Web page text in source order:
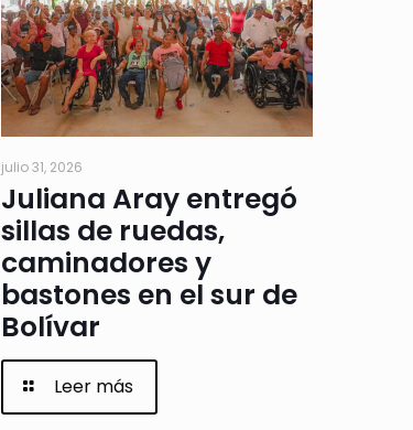
julio 31, 2026
Juliana Aray entregó
sillas de ruedas,
caminadores y
bastones en el sur de
Bolívar
Leer más